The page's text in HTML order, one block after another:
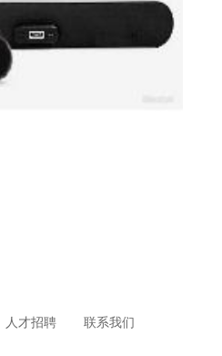
人才招聘 联系我们